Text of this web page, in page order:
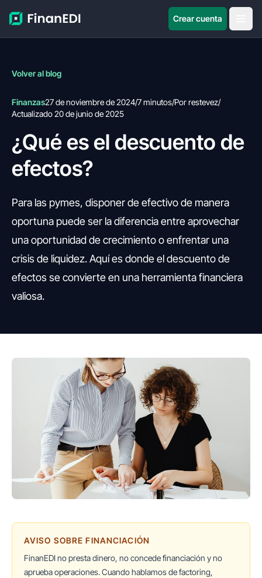
Crear cuenta
Volver al blog
Finanzas27 de noviembre de 2024/7 minutos/Por restevez/
Actualizado 20 de junio de 2025
¿Qué es el descuento de
efectos?
Para las pymes, disponer de efectivo de manera
oportuna puede ser la diferencia entre aprovechar
una oportunidad de crecimiento o enfrentar una
crisis de liquidez. Aquí es donde el descuento de
efectos se convierte en una herramienta financiera
valiosa.
AVISO SOBRE FINANCIACIÓN
FinanEDI no presta dinero, no concede financiación y no
aprueba operaciones. Cuando hablamos de factoring,